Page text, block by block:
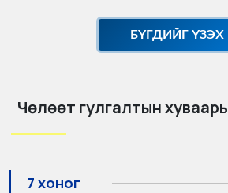
БҮГДИЙГ ҮЗЭХ
Чөлөөт гулгалтын хуваарь
7 хоног